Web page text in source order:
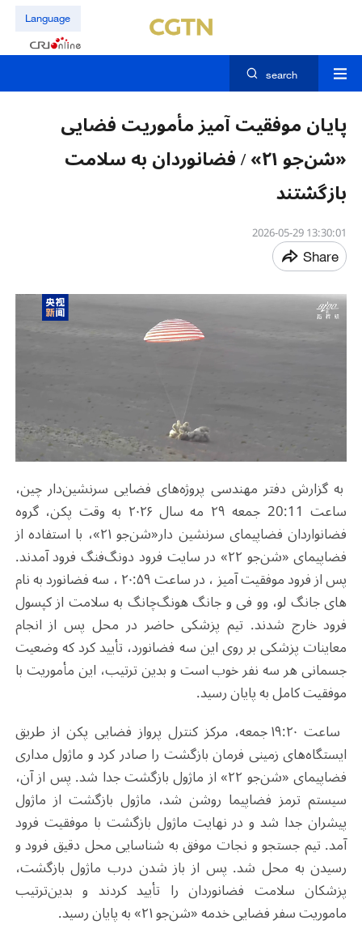
Language
search
پایان موفقیت آمیز مأموریت فضایی
«شن‌جو ۲۱» / فضانوردان به سلامت
بازگشتند
13:30:01 2026-05-29
Share
به گزارش دفتر مهندسی پروژه‌های فضایی سرنشین‌دار چین،
ساعت 20:11 جمعه ۲۹ مه سال ۲۰۲۶ به وقت پکن، گروه
فضانواردان فضاپیمای سرنشین دار«شن‌جو ۲۱»، با استفاده از
فضاپیمای «شن‌جو ۲۲» در سایت فرود دونگ‌فنگ فرود آمدند.
پس از فرود موفقیت آمیز ، در ساعت ۲۰:۵۹ ، سه فضانورد به نام
های جانگ لو، وو فی و جانگ هونگ‌چانگ به سلامت از کپسول
فرود خارج شدند. تیم پزشکی حاضر در محل پس از انجام
معاینات پزشکی بر روی این سه فضانورد، تأیید کرد که وضعیت
جسمانی هر سه نفر خوب است و بدین ترتیب، این مأموریت با
موفقیت کامل به پایان رسید.
ساعت ۱۹:۲۰ جمعه، مرکز کنترل پرواز فضایی پکن از طریق
ایستگاه‌های زمینی فرمان بازگشت را صادر کرد و ماژول مداری
فضاپیمای «شن‌جو ۲۲» از ماژول بازگشت جدا شد. پس از آن،
سیستم ترمز فضاپیما روشن شد، ماژول بازگشت از ماژول
پیشران جدا شد و در نهایت ماژول بازگشت با موفقیت فرود
آمد. تیم جستجو و نجات موفق به شناسایی محل دقیق فرود و
رسیدن به محل شد. پس از باز شدن درب ماژول بازگشت،
پزشکان سلامت فضانوردان را تأیید کردند و بدین‌ترتیب
ماموریت سفر فضایی خدمه «شن‌جو ۲۱» به پایان رسید.